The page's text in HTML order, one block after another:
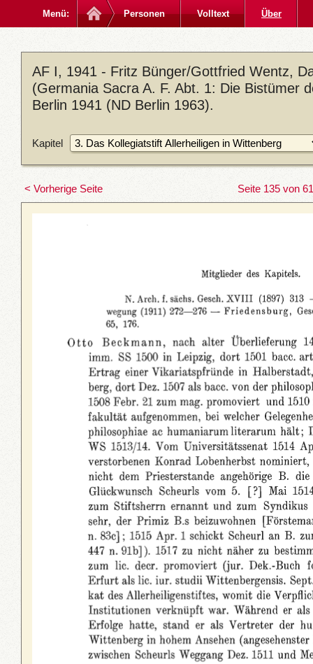
Menü: Personen Volltext Über
AF I, 1941 - Fritz Bünger/Gottfried Wentz,
(Germania Sacra A. F. Abt. 1: Die Bistümer
Berlin 1941 (ND Berlin 1963).
Kapitel
< Vorherige Seite Seite 135 von